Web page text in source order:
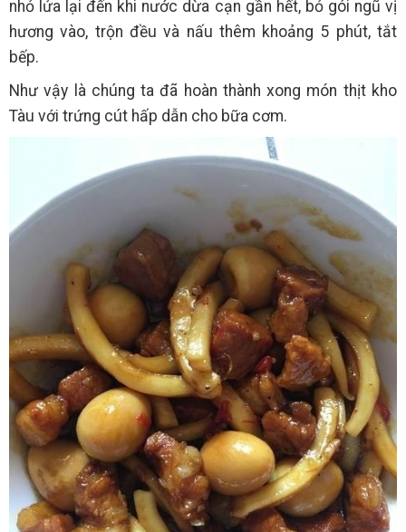
nhỏ lửa lại đến khi nước dừa cạn gần hết, bỏ gói ngũ vị
hương vào, trộn đều và nấu thêm khoảng 5 phút, tắt
bếp.
Như vậy là chúng ta đã hoàn thành xong món thịt kho
Tàu với trứng cút hấp dẫn cho bữa cơm.